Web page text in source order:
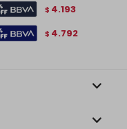
$ 4.193
$ 4.792